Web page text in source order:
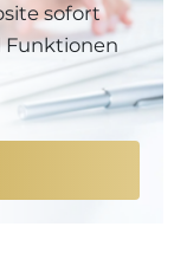
sofort
Funktionen